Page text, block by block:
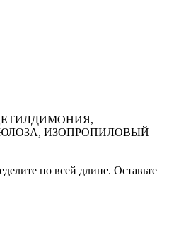
ИЗОПРОПИЛОВЫЙ
по всей длине. Оставьте